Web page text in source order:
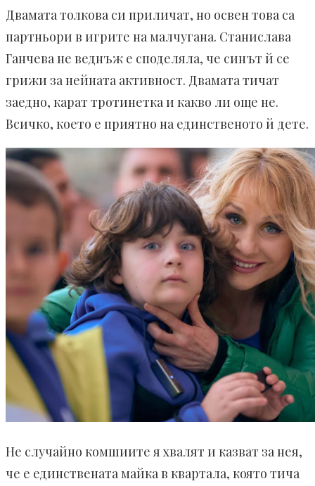
Двамата толкова си приличат, но освен това са
партньори в игрите на малчугана. Станислава
Ганчева не веднъж е споделяла, че синът й се
грижи за нейната активност. Двамата тичат
заедно, карат тротинетка и какво ли още не.
Всичко, което е приятно на единственото й дете.
Не случайно комшиите я хвалят и казват за нея,
че е единствената майка в квартала, която тича